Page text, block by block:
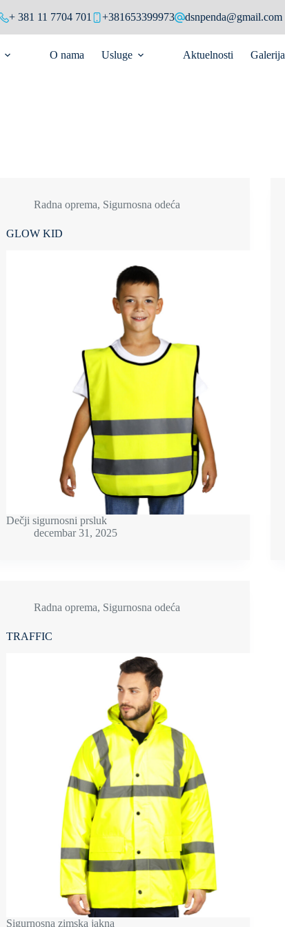
+ 381 11 7704 701 +381653399973 dsnpenda@gmail.com
O nama Usluge Aktuelnosti Galerija
Radna oprema, Sigurnosna odeća
GLOW KID
Dečji sigurnosni prsluk
decembar 31, 2025
Radna oprema, Sigurnosna odeća
TRAFFIC
Sigurnosna zimska jakna